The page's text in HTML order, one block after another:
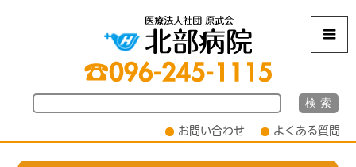
よくある質問
お問い合わせ